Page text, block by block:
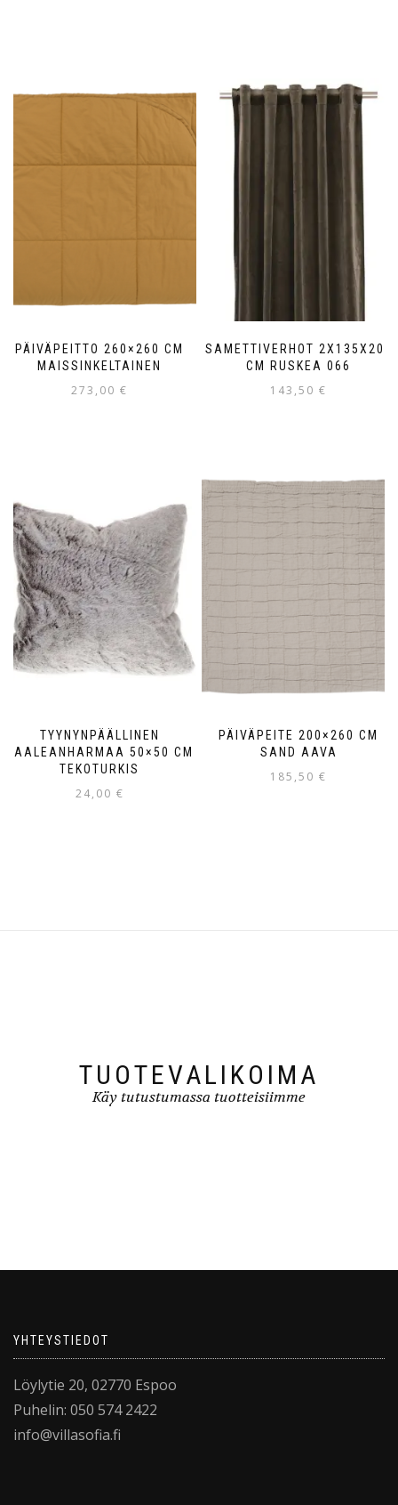
PÄIVÄPEITTO 260×260 CM
MAISSINKELTAINEN
273,00 €
SAMETTIVERHOT 2X135X200
CM RUSKEA 066
143,50 €
TYYNYNPÄÄLLINEN
VAALEANHARMAA 50×50 CM
TEKOTURKIS
24,00 €
PÄIVÄPEITE 200×260 CM
SAND AAVA
185,50 €
TUOTEVALIKOIMA
Käy tutustumassa tuotteisiimme
YHTEYSTIEDOT
Löylytie 20, 02770 Espoo
Puhelin: 050 574 2422
info@villasofia.fi